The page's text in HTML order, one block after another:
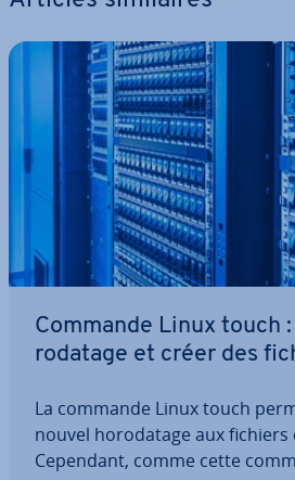
Commande Linux touch
ro­da­tage et créer des
La commande Linux touch
nouvel ho­ro­da­tage aux
Cependant, comme cette